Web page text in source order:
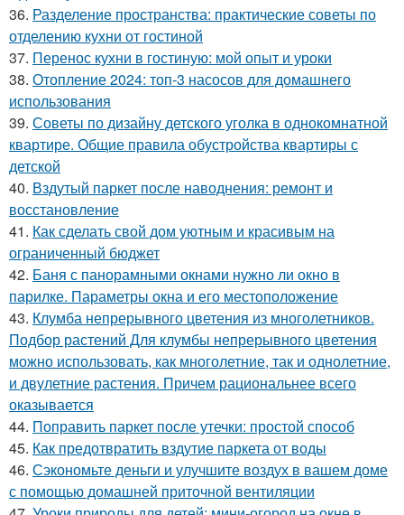
36. Разделение пространства: практические советы по
отделению кухни от гостиной
37. Перенос кухни в гостиную: мой опыт и уроки
38. Отопление 2024: топ-3 насосов для домашнего
использования
39. Советы по дизайну детского уголка в однокомнатной
квартире. Общие правила обустройства квартиры с
детской
40. Вздутый паркет после наводнения: ремонт и
восстановление
41. Как сделать свой дом уютным и красивым на
ограниченный бюджет
42. Баня с панорамными окнами нужно ли окно в
парилке. Параметры окна и его местоположение
43. Клумба непрерывного цветения из многолетников.
Подбор растений Для клумбы непрерывного цветения
можно использовать, как многолетние, так и однолетние,
и двулетние растения. Причем рациональнее всего
оказывается
44. Поправить паркет после утечки: простой способ
45. Как предотвратить вздутие паркета от воды
46. Сэкономьте деньги и улучшите воздух в вашем доме
с помощью домашней приточной вентиляции